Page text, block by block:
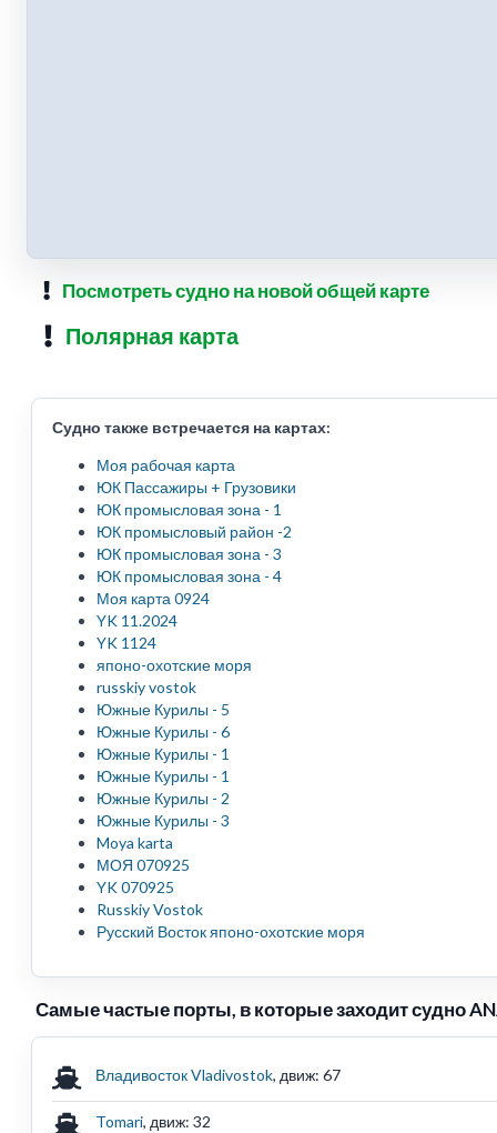
Посмотреть судно на новой общей карте
Полярная карта
Судно также встречается на картах:
Моя рабочая карта
ЮК Пассажиры + Грузовики
ЮК промысловая зона - 1
ЮК промысловый район -2
ЮК промысловая зона - 3
ЮК промысловая зона - 4
Моя карта 0924
YK 11.2024
YK 1124
японо-охотские моря
russkiy vostok
Южные Курилы - 5
Южные Курилы - 6
Южные Курилы - 1
Южные Курилы - 1
Южные Курилы - 2
Южные Курилы - 3
Moya karta
МОЯ 070925
YK 070925
Russkiy Vostok
Русский Восток японо-охотские моря
Самые частые порты, в которые заходит судно
Владивосток Vladivostok, движ: 67
Tomari, движ: 32